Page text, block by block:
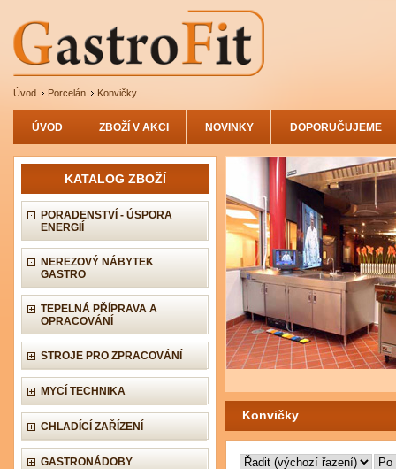
Úvod Porcelán Konvičky
ÚVOD ZBOŽÍ V AKCI NOVINKY DOPORUČUJEME
KATALOG ZBOŽÍ
PORADENSTVÍ - ÚSPORA
ENERGIÍ
NEREZOVÝ NÁBYTEK
GASTRO
TEPELNÁ PŘÍPRAVA A
OPRACOVÁNÍ
STROJE PRO ZPRACOVÁNÍ
MYCÍ TECHNIKA
CHLADÍCÍ ZAŘÍZENÍ
GASTRONÁDOBY
Konvičky